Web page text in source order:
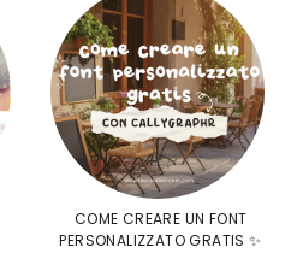
COME CREARE UN FONT
PERSONALIZZATO GRATIS ✨